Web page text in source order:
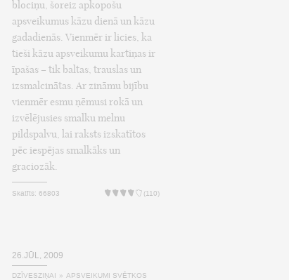
blociņu, šoreiz apkopošu
apsveikumus kāzu dienā un kāzu
gadadienās. Vienmēr ir licies, ka
tieši kāzu apsveikumu kartiņas ir
īpašas – tik baltas, trauslas un
izsmalcinātas. Ar zināmu bijību
vienmēr esmu ņēmusi rokā un
izvēlējusies smalku melnu
pildspalvu, lai raksts izskatītos
pēc iespējas smalkāks un
graciozāk.
Skatīts: 66803 (110)
26.JŪL, 2009
DZĪVESZIŅAI » APSVEIKUMI SVĒTKOS